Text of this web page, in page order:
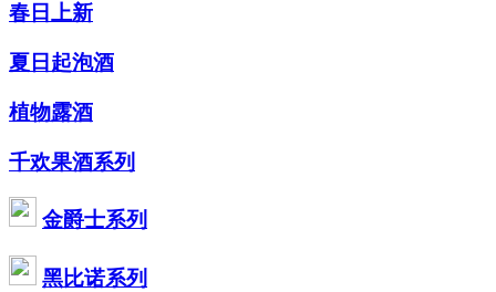
春日上新
夏日起泡酒
植物露酒
千欢果酒系列
金爵士系列
黑比诺系列